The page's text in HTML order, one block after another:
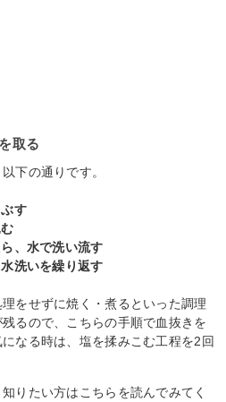
取る
下の通りです。
す
、水で洗い流す
洗いを繰り返す
をせずに焼く・煮るといった調理
るので、こちらの手順で血抜きを
なる時は、塩を揉みこむ工程を2回
りたい方はこちらを読んでみてく